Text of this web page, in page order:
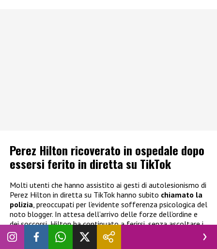
Perez Hilton ricoverato in ospedale dopo
essersi ferito in diretta su TikTok
Molti utenti che hanno assistito ai gesti di autolesionismo di
Perez Hilton in diretta su TikTok hanno subito chiamato la
polizia , preoccupati per l’evidente sofferenza psicologica del
noto blogger. In attesa dell’arrivo delle forze dell’ordine e
dei soccorsi, Hilton ha continuato a ferirsi, senza ascoltare i
vari utenti che gli chiedevano di smettere. Secondo quanto
riportato il blogger era solo in casa, i tre figli minorenni